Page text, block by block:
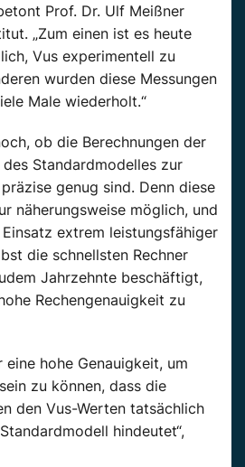
Prof. Dr. Ulf Meißner
„Zum einen ist es heute
Vus experimentell zu
wurden diese Messungen
Male wiederholt.“
ob die Berechnungen der
Standardmodelles zur
genug sind. Denn diese
näherungsweise möglich, und
extrem leistungsfähiger
die schnellsten Rechner
Jahrzehnte beschäftigt,
Rechengenauigkeit zu
eine hohe Genauigkeit, um
zu können, dass die
den Vus-Werten tatsächlich
hindeutet“,